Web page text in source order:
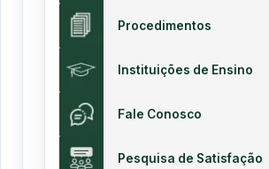
Procedimentos
Instituições de Ensino
Fale Conosco
Pesquisa de Satisfação